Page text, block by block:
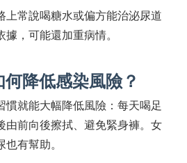
上常說喝糖水或偏方能治泌尿道
，可能還加重病情。
降低感染風險？
慣就能大幅降低風險：每天喝足
由前向後擦拭、避免緊身褲。女
有幫助。